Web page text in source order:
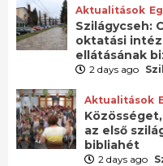
Aktualitások
Szilágycseh:
oktatási
ellátásának
2 days ago
Aktualitások
az első
bibliahét
2 days ago